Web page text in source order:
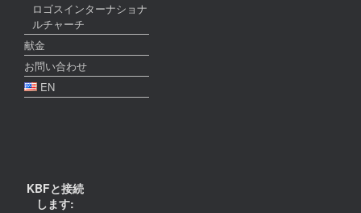
ロゴスインターナショナ
ルチャーチ
献金
お問い合わせ
EN
KBFと接続
します: